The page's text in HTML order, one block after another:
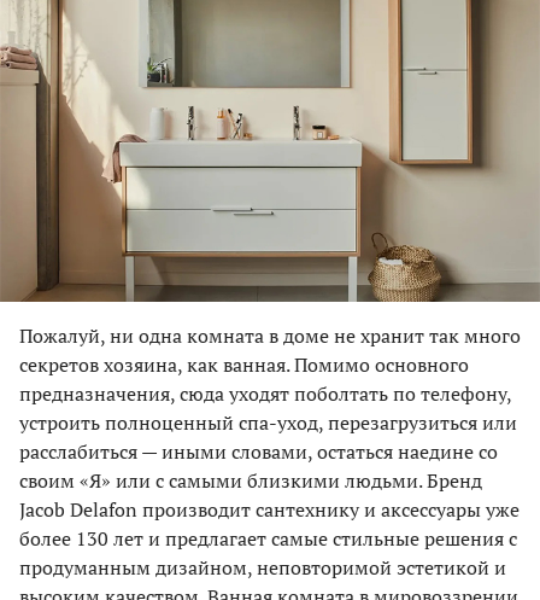
Пожалуй, ни одна комната в доме не хранит так много
секретов хозяина, как ванная. Помимо основного
предназначения, сюда уходят поболтать по телефону,
устроить полноценный спа-уход, перезагрузиться или
расслабиться — иными словами, остаться наедине со
своим «Я» или с самыми близкими людьми. Бренд
Jacob Delafon производит сантехнику и аксессуары уже
более 130 лет и предлагает самые стильные решения с
продуманным дизайном, неповторимой эстетикой и